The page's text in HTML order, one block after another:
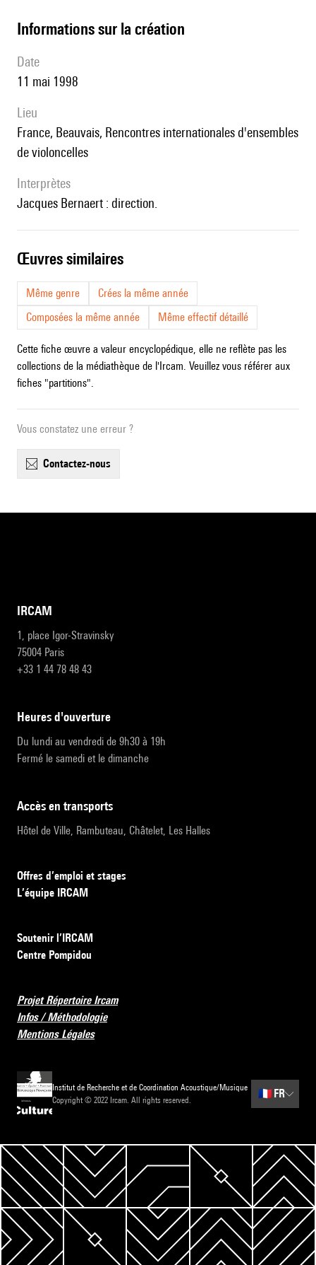
informations sur la création
date
11 mai 1998
lieu
France, Beauvais, Rencontres internationales d'ensembles
de violoncelles
interprètes
Jacques Bernaert : direction.
œuvres similaires
Même genre
Crées la même année
Composées la même année
Même effectif détaillé
Cette fiche œuvre a valeur encyclopédique, elle ne reflète pas les
collections de la médiathèque de l'Ircam. Veuillez vous référer aux
fiches "partitions".
Vous constatez une erreur ?
contactez-nous
IRCAM
1, place Igor-Stravinsky
75004 Paris
+33 1 44 78 48 43
heures d'ouverture
Du lundi au vendredi de 9h30 à 19h
Fermé le samedi et le dimanche
accès en transports
Hôtel de Ville, Rambuteau, Châtelet, Les Halles
Offres d’emploi et stages
L’équipe IRCAM
Soutenir l’IRCAM
Centre Pompidou
Projet Répertoire Ircam
Infos / Méthodologie
Mentions Légales
Institut de Recherche et de Coordination Acoustique/Musique
Copyright © 2022 Ircam. All rights reserved.
🇫🇷 FR